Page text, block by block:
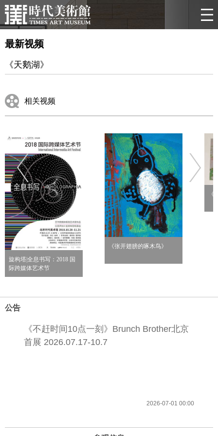
最新视频
《天鹅湖》
相关视频
旋构塔|全息书写：2018 国
际跨媒体艺术节
《张开翅膀的啄木鸟》
《
公告
《不赶时间10点一刻》Brunch Brother北京
首展 2026.07.17-10.7
2026-07-01 00:00